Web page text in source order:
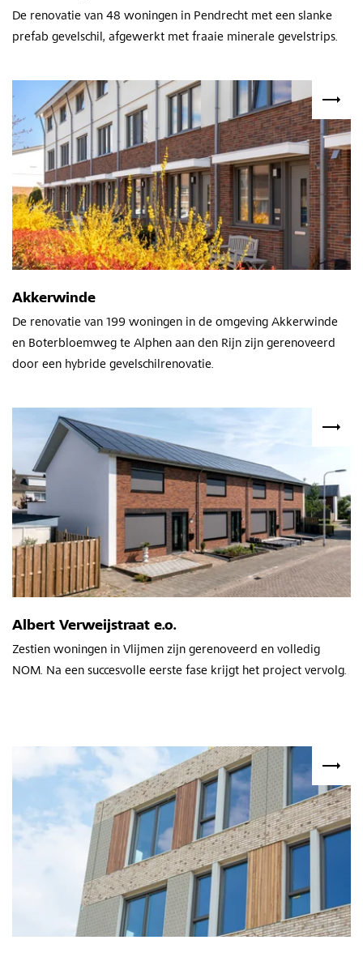
De renovatie van 48 woningen in Pendrecht met een slanke
prefab gevelschil, afgewerkt met fraaie minerale gevelstrips.
Akkerwinde
De renovatie van 199 woningen in de omgeving Akkerwinde
en Boterbloemweg te Alphen aan den Rijn zijn gerenoveerd
door een hybride gevelschilrenovatie.
Albert Verweijstraat e.o.
Zestien woningen in Vlijmen zijn gerenoveerd en volledig
NOM. Na een succesvolle eerste fase krijgt het project vervolg.